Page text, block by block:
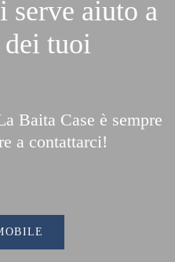
serve aiuto a
tuoi
Baita Case è sempre
a contattarci!